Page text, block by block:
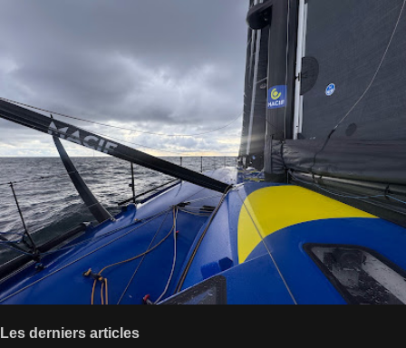
Les derniers articles